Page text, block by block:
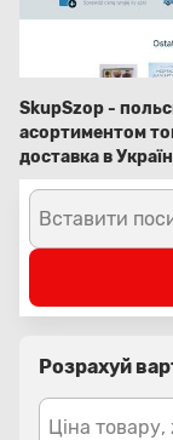
SkupSzop -
асортиментом
доставка в
Вставити
Розрахуй
Ціна товару,